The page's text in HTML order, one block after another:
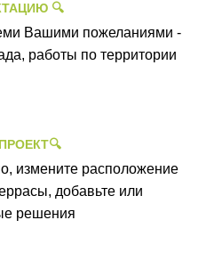
🔍
Вашими пожеланиями -
работы по территории
измените расположение
добавьте или
решения